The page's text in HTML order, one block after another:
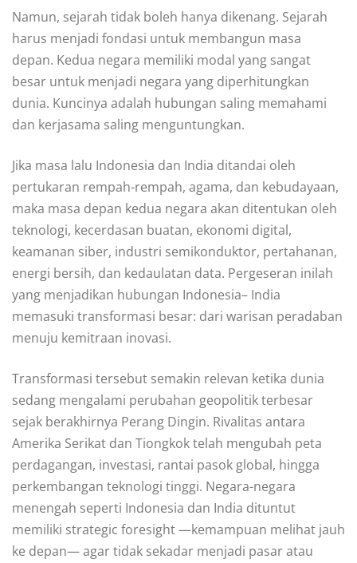
Namun, sejarah tidak boleh hanya dikenang. Sejarah
harus menjadi fondasi untuk membangun masa
depan. Kedua negara memiliki modal yang sangat
besar untuk menjadi negara yang diperhitungkan
dunia. Kuncinya adalah hubungan saling memahami
dan kerjasama saling menguntungkan.
Jika masa lalu Indonesia dan India ditandai oleh
pertukaran rempah-rempah, agama, dan kebudayaan,
maka masa depan kedua negara akan ditentukan oleh
teknologi, kecerdasan buatan, ekonomi digital,
keamanan siber, industri semikonduktor, pertahanan,
energi bersih, dan kedaulatan data. Pergeseran inilah
yang menjadikan hubungan Indonesia– India
memasuki transformasi besar: dari warisan peradaban
menuju kemitraan inovasi.
Transformasi tersebut semakin relevan ketika dunia
sedang mengalami perubahan geopolitik terbesar
sejak berakhirnya Perang Dingin. Rivalitas antara
Amerika Serikat dan Tiongkok telah mengubah peta
perdagangan, investasi, rantai pasok global, hingga
perkembangan teknologi tinggi. Negara-negara
menengah seperti Indonesia dan India dituntut
memiliki strategic foresight —kemampuan melihat jauh
ke depan— agar tidak sekadar menjadi pasar atau